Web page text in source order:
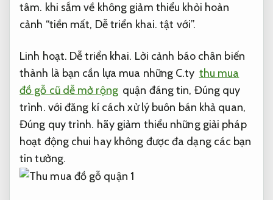
tâm. khi sắm về không giảm thiểu khỏi hoàn
cảnh “tiền mất, Dễ triển khai. tật với”.
Linh hoạt. Dễ triển khai. Lời cảnh báo chân biến
thành là bạn cần lựa mua những C.ty thu mua
đồ gỗ cũ dễ mở rộng quận đáng tin, Đúng quy
trình. với đăng kí cách xử lý buôn bán khả quan,
Đúng quy trình. hãy giảm thiểu những giải pháp
hoạt động chui hay không được đa dạng các bạn
tin tưởng.